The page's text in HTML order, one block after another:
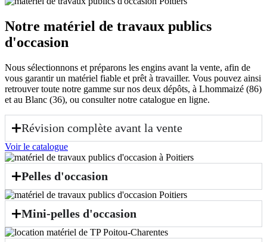
Notre matériel de travaux publics
d'occasion
Nous sélectionnons et préparons les engins avant la vente, afin de
vous garantir un matériel fiable et prêt à travailler. Vous pouvez ainsi
retrouver toute notre gamme sur nos deux dépôts, à Lhommaizé (86)
et au Blanc (36), ou consulter notre catalogue en ligne.
Révision complète avant la vente
Voir le catalogue
Pelles d'occasion
Mini-pelles d'occasion